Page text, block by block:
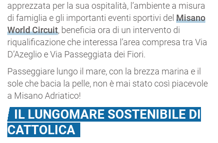
apprezzata per la sua ospitalità, l’ambiente a misura
di famiglia e gli importanti eventi sportivi del Misano
World Circuit, beneficia ora di un intervento di
riqualificazione che interessa l’area compresa tra Via
D’Azeglio e Via Passeggiata dei Fiori.
Passeggiare lungo il mare, con la brezza marina e il
sole che bacia la pelle, non è mai stato così piacevole
a Misano Adriatico!
IL LUNGOMARE SOSTENIBILE DI
CATTOLICA